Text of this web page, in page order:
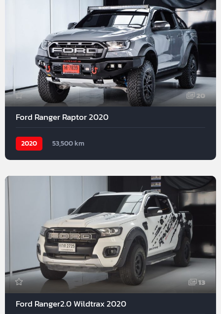
20
Ford Ranger Raptor 2020
2020 53,500 km
13
Ford Ranger2.0 Wildtrax 2020